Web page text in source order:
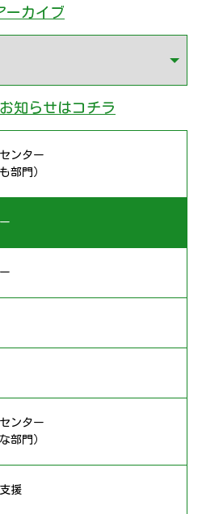
ーカイブ
知らせはコチラ
ンター
部門）
ンター
部門）
援